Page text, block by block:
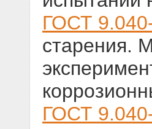
ГОСТ
старения.
ГОСТ